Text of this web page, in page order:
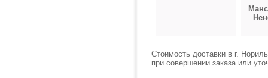
Стоимость доставки в г.
при совершении заказа или